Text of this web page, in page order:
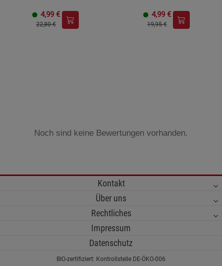
4,99 €
22,80 €
4,99 €
19,95 €
Noch sind keine Bewertungen vorhanden.
Kontakt
Über uns
Rechtliches
Impressum
Datenschutz
BIO-zertifiziert: Kontrollstelle DE-ÖKO-006